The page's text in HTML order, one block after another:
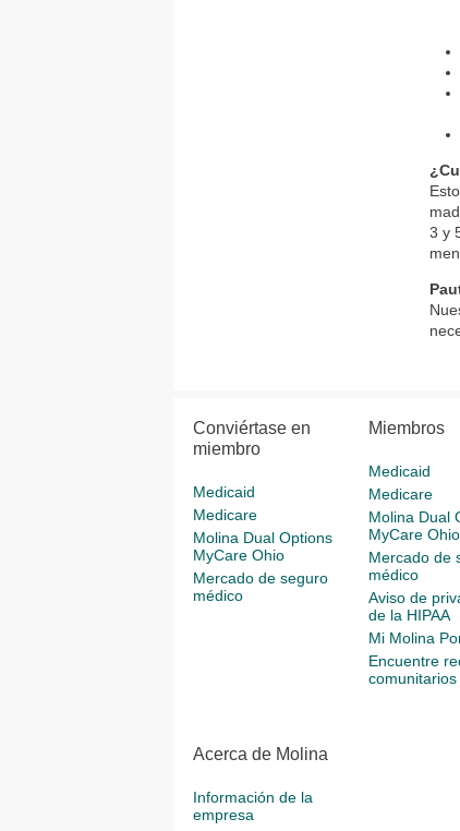
3 y
Conviértase en
miembro
Medicaid
Medicare
Molina Dual Options
MyCare Ohio
Mercado de seguro
médico
Miembros
Medicaid
Medicare
Molina Dual
MyCare Ohio
Mercado de
médico
Aviso de
de la HIPAA
Mi Molina
Encuentre
comunitarios
Acerca de Molina
Información de la
empresa